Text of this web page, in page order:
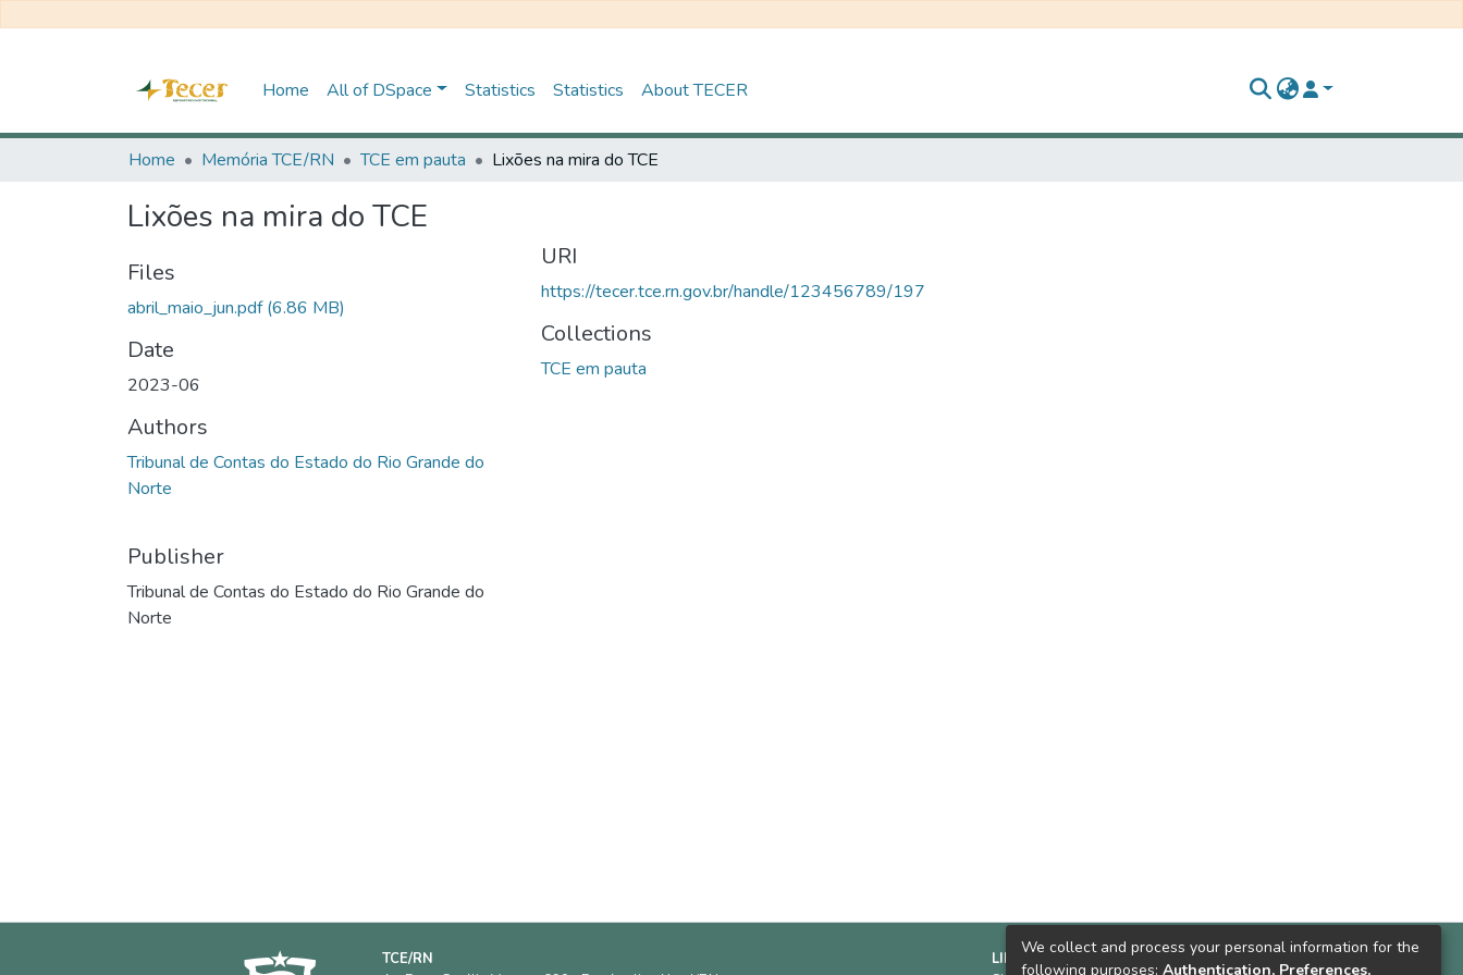
Home All of DSpace Statistics Statistics About TECER
Home Memória TCE/RN TCE em pauta Lixões na mira do TCE
Lixões na mira do TCE
Files
abril_maio_jun.pdf(6.86 MB)
Date
2023-06
Authors
Tribunal de Contas do Estado do Rio Grande do
Norte
Publisher
Tribunal de Contas do Estado do Rio Grande do
Norte
URI
https://tecer.tce.rn.gov.br/handle/123456789/197
Collections
TCE em pauta
TCE/RN
LINKS SUGERIDOS:
We collect and process your personal information for the
following purposes: Authentication, Preferences,